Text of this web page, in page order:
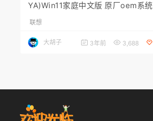
YA)Win11家庭中文版 原厂oem系统
联想
大胡子 3年前 3,688